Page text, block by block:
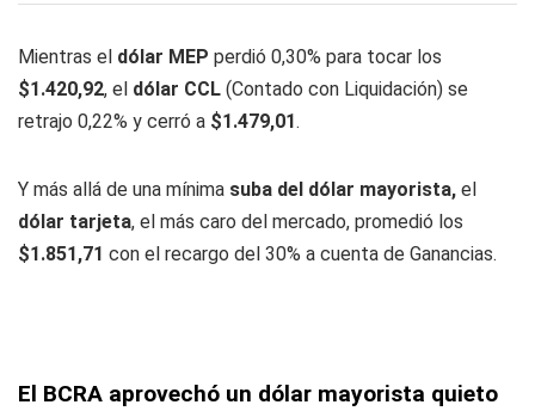
Mientras el dólar MEP perdió 0,30% para tocar los
$1.420,92, el dólar CCL (Contado con Liquidación) se
retrajo 0,22% y cerró a $1.479,01.
Y más allá de una mínima suba del dólar mayorista, el
dólar tarjeta, el más caro del mercado, promedió los
$1.851,71 con el recargo del 30% a cuenta de Ganancias.
El BCRA aprovechó un dólar mayorista quieto